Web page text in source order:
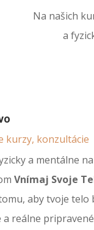
Na našich
a
kurzy, konzultácie
a mentálne
Vnímaj Svoje
aby tvoje telo
a reálne